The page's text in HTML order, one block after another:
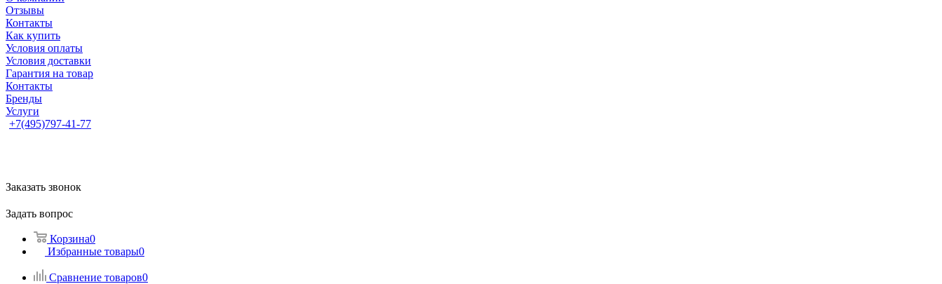
Отзывы
Контакты
Как купить
Условия оплаты
Условия доставки
Гарантия на товар
Контакты
Бренды
Услуги
+7(495)797-41-77
Заказать звонок
Задать вопрос
Корзина0
Избранные товары0
Сравнение товаров0